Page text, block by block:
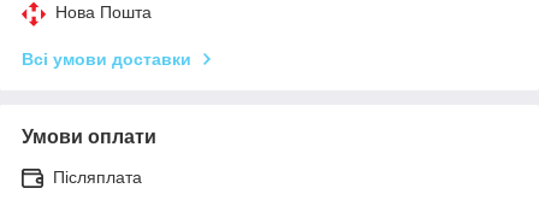
Нова Пошта
Всі умови доставки
Умови оплати
Післяплата